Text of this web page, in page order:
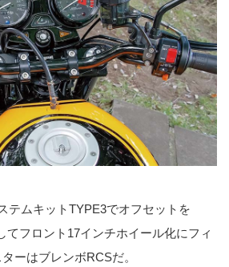
テムキットTYPE3でオフセットを
フロント17インチホイール化にフィ
ーはブレンボRCSだ。